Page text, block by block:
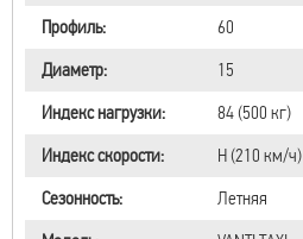
Профиль:
60
Диаметр:
15
Индекс нагрузки:
84 (500 кг)
Индекс скорости:
H (210 км/ч)
Сезонность:
Летняя